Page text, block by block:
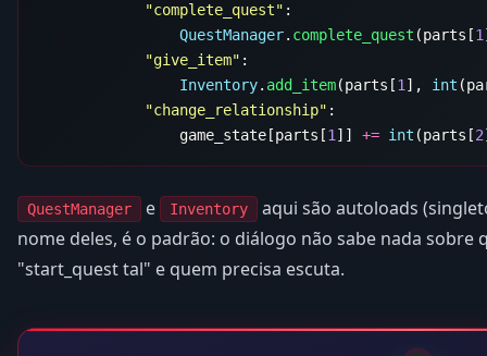
            "complete_quest"
                QuestManager
. complete_quest (parts[1
            "give_item"
                Inventory
. add_item(parts[1 ], int
            "change_relationship"
                game_state[parts[
1 ]] += int (parts[2
QuestManager e Inventory
aqui são autoloads
nome deles, é o padrão: o diálogo não sabe nada
"start_quest tal" e quem precisa escuta.